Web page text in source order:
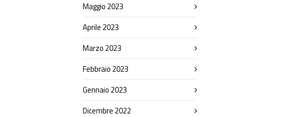
Maggio 2023
Aprile 2023
Marzo 2023
Febbraio 2023
Gennaio 2023
Dicembre 2022